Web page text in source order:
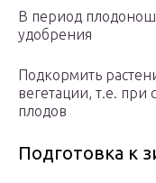
В период
удобрения
Подкормить
вегетации, т.е. при
плодов
Подготовка к